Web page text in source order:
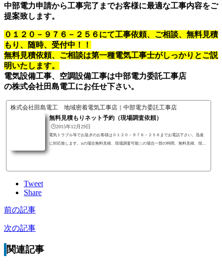
中部電力申請から工事完了までお客様に最適な工事内容をご
提案致します。
０１２０－９７６－２５６にて工事依頼、ご相談、無料見積
もり、随時、受付中！！
無料見積依頼、ご相談は第一種電気工事士がしっかりとご説
明いたします。
電気設備工事、空調設備工事は中部電力委託工事店
の株式会社田島電工にお任せ下さい。
株式会社田島電工 地域密着電気工事店｜中部電力委託工事店
無料見積もりネット予約（現場調査依頼）
🕒️2015年12月29日
電気トラブル等でお急ぎのお客様は０１２０－９７６－２５６までお電話下さい。迅速
に対応致します。○の場合無料見積、現場調査可能△の場合一部の時間、無料見積、現場
Tweet
Share
前の記事
次の記事
関連記事